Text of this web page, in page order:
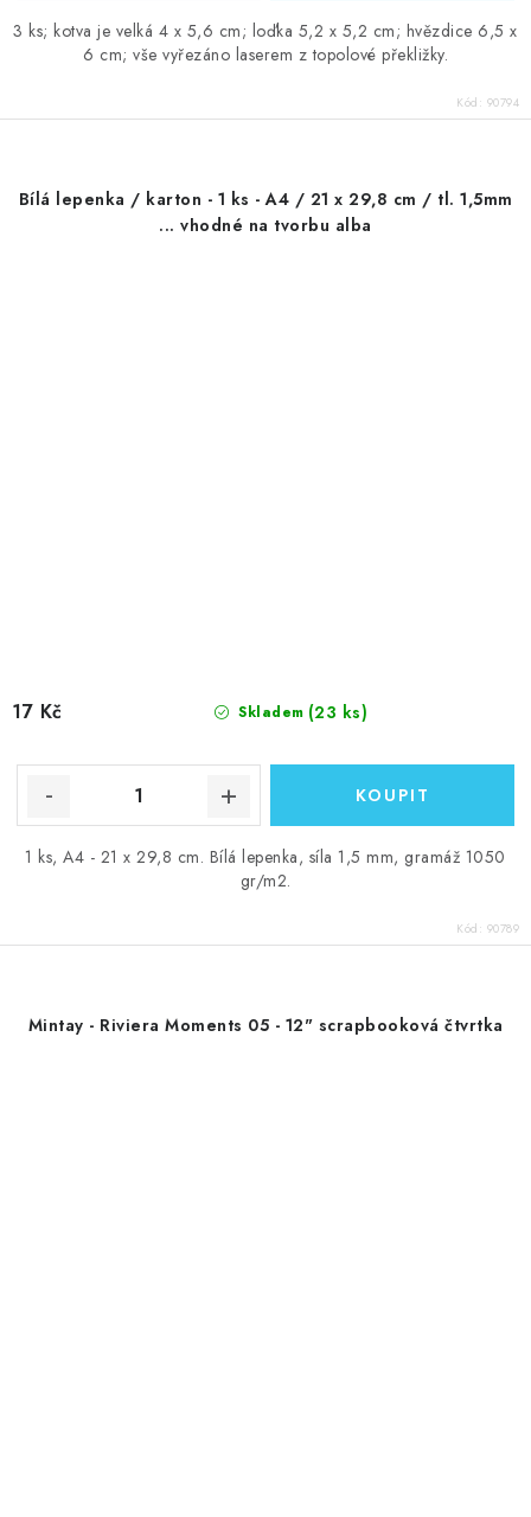
3 ks; kotva je velká 4 x 5,6 cm; loďka 5,2 x 5,2 cm; hvězdice 6,5 x
6 cm; vše vyřezáno laserem z topolové překližky.
Kód: 90794
Bílá lepenka / karton - 1 ks - A4 / 21 x 29,8 cm / tl. 1,5mm
... vhodné na tvorbu alba
Skladem (23 ks)
17 Kč
1 ks, A4 - 21 x 29,8 cm. Bílá lepenka, síla 1,5 mm, gramáž 1050
gr/m2.
Kód: 90789
Mintay - Riviera Moments 05 - 12" scrapbooková čtvrtka